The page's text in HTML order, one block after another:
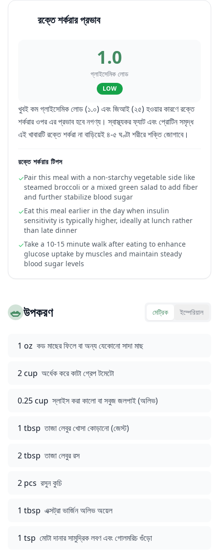
রক্তে শর্করার প্রভাব
1.0
গ্লাইসেমিক লোড
LOW
খুবই কম গ্লাইসেমিক লোড (১.০) এবং জিআই (২৫) হওয়ার কারণে রক্তে
শর্করার ওপর এর প্রভাব হবে নগণ্য। স্বাস্থ্যকর ফ্যাট এবং প্রোটিন সমৃদ্ধ
এই খাবারটি রক্তে শর্করা না বাড়িয়েই ৪-৫ ঘণ্টা শরীরে শক্তি জোগাবে।
রক্তে শর্করার টিপস
✓Pair this meal with a non-starchy vegetable side like
steamed broccoli or a mixed green salad to add fiber
and further stabilize blood sugar
✓Eat this meal earlier in the day when insulin
sensitivity is typically higher, ideally at lunch rather
than late dinner
✓Take a 10-15 minute walk after eating to enhance
glucose uptake by muscles and maintain steady
blood sugar levels
🥗উপকরণ মেট্রিক ইম্পেরিয়াল
1 oz কড মাছের ফিলে বা অন্য যেকোনো সাদা মাছ
2 cup অর্ধেক করে কাটা গ্রেপ টমেটো
0.25 cup স্লাইস করা কালো বা সবুজ জলপাই (অলিভ)
1 tbsp তাজা লেবুর খোসা কোড়ানো (জেস্ট)
2 tbsp তাজা লেবুর রস
2 pcs রসুন কুচি
1 tbsp এক্সট্রা ভার্জিন অলিভ অয়েল
1 tsp মোটা দানার সামুদ্রিক লবণ এবং গোলমরিচ গুঁড়ো